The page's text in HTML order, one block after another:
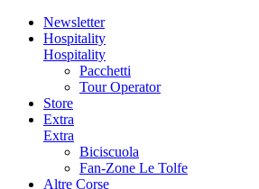
Newsletter
Hospitality
Hospitality
Pacchetti
Tour Operator
Store
Extra
Extra
Biciscuola
Fan-Zone Le Tolfe
Altre Corse